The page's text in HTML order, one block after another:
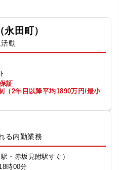
田町）
動
証
（2年目以降平均1890万円/最小
る内勤業務
・赤坂見附駅すぐ）
時00分